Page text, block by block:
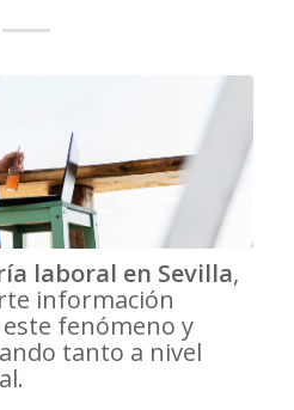
laboral en Sevilla,
información
fenómeno y
tanto a nivel